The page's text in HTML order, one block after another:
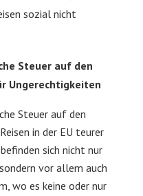
sozial nicht
Steuer auf den
Ungerechtigkeiten
Steuer auf den
in der EU teurer
sich nicht nur
vor allem auch
wo es keine oder nur